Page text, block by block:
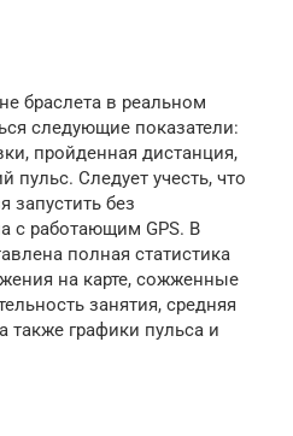
браслета в реальном
следующие показатели:
пройденная дистанция,
пульс. Следует учесть, что
запустить без
с работающим GPS. В
полная статистика
на карте, сожженные
занятия, средняя
также графики пульса и